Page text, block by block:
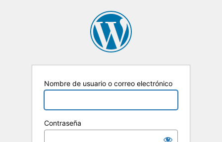
Nombre de usuario o correo electrónico
Contraseña